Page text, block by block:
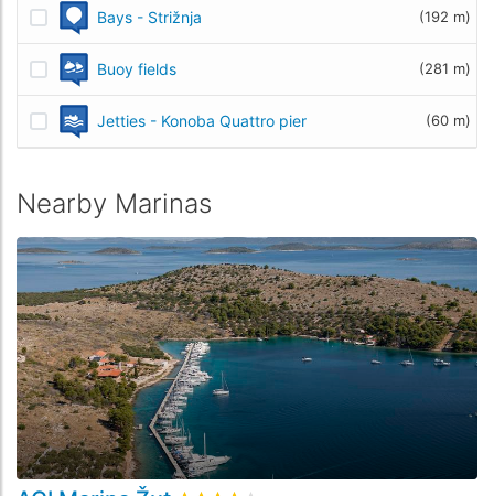
Bays - Strižnja (192 m)
Buoy fields (281 m)
Jetties - Konoba Quattro pier (60 m)
Nearby Marinas